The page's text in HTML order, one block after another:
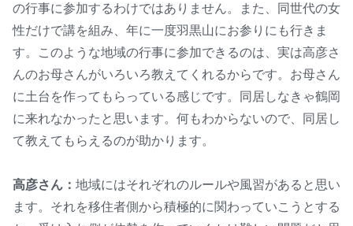
の行事に参加するわけではありません。また、同世代の女
性だけで講を組み、年に一度羽黒山にお参りにも行きま
す。このような地域の行事に参加できるのは、実は高彦さ
んのお母さんがいろいろ教えてくれるからです。お母さん
に土台を作ってもらっている感じです。同居しなきゃ鶴岡
に来れなかったと思います。何もわからないので、同居し
て教えてもらえるのが助かります。
高彦さん： 地域にはそれぞれのルールや風習があると思い
ます。それを移住者側から積極的に関わっていこうとする